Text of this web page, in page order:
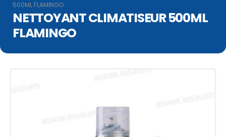
500ML FLAMINGO
NETTOYANT CLIMATISEUR 500ML
FLAMINGO